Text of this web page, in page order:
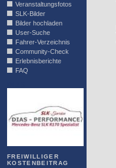
Veranstaltungsfotos
SLK-Bilder
Bilder hochladen
User-Suche
Fahrer-Verzeichnis
Community-Check
Erlebnisberichte
FAQ
FREIWILLIGER
KOSTENBEITRAG